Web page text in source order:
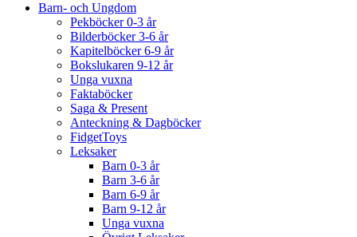
Barn- och Ungdom
Pekböcker 0-3 år
Bilderböcker 3-6 år
Kapitelböcker 6-9 år
Bokslukaren 9-12 år
Unga vuxna
Faktaböcker
Saga & Present
Anteckning & Dagböcker
FidgetToys
Leksaker
Barn 0-3 år
Barn 3-6 år
Barn 6-9 år
Barn 9-12 år
Unga vuxna